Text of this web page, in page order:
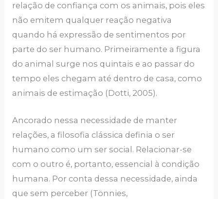
relação de confiança com os animais, pois eles
não emitem qualquer reação negativa
quando há expressão de sentimentos por
parte do ser humano. Primeiramente a figura
do animal surge nos quintais e ao passar do
tempo eles chegam até dentro de casa, como
animais de estimação (Dotti, 2005).
Ancorado nessa necessidade de manter
relações, a filosofia clássica definia o ser
humano como um ser social. Relacionar-se
com o outro é, portanto, essencial à condição
humana. Por conta dessa necessidade, ainda
que sem perceber (Tönnies,